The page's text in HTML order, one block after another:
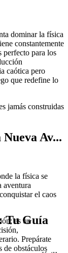
dominar la física
constantemente
perfecto para los
caótica pero
que redefine lo
jamás construidas
Nueva Av...
la física se
aventura
el caos
es un
Prepárate
de obstáculos
Tu Guía